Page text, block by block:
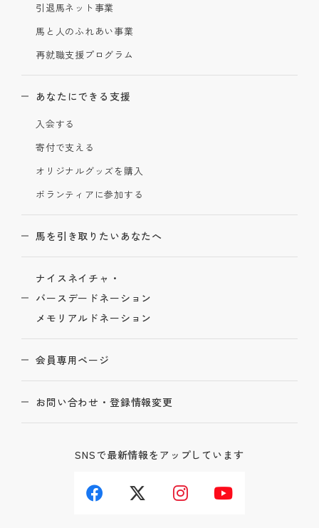
引退馬ネット事業
馬と人のふれあい事業
再就職支援プログラム
あなたにできる支援
入会する
寄付で支える
オリジナルグッズを購入
ボランティアに参加する
馬を引き取りたいあなたへ
ナイスネイチャ・
バースデードネーション
メモリアルドネーション
会員専用ページ
お問い合わせ・登録情報変更
SNSで最新情報をアップしています